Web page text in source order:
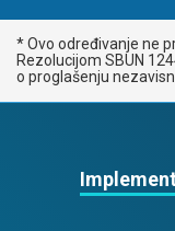
* Ovo određivanje ne
Rezolucijom SBUN
o proglašenju